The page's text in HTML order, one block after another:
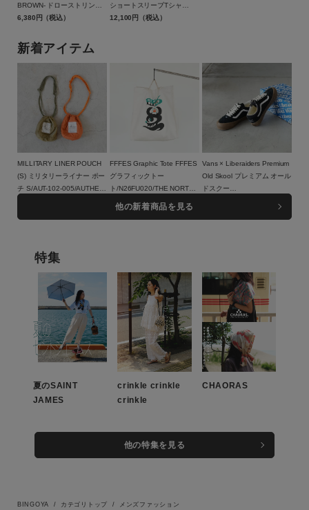
この条件で絞り込む
BROWN- ドローストリング
巾着バッグ ブラウン/BCL-
Bagjack(バイシクロン バイ
バッグジャック)【メール便1
6,380円（税込）
ショートスリーブTシャ
ツ/BE-40026W/DAIWA
12,100円（税込）
新着アイテム
MILLITARY LINER POUCH
(S) ミリタリーライナー ポー
チ S/AUT-102-005/AUTHEN
FFFES Graphic Tote FFFES
グラフィックトー
ト/N26FU020/THE NORTH
FACE PURPLE LABEL
13,200円（税込）
Vans × Liberaiders Premium
Old Skool プレミアム オール
ドスクー
他の新着商品を見る
特集
夏のSAINT
JAMES
crinkle crinkle
crinkle
CHAORAS
他の特集を見る
BINGOYA カテゴリトップ メンズファッション